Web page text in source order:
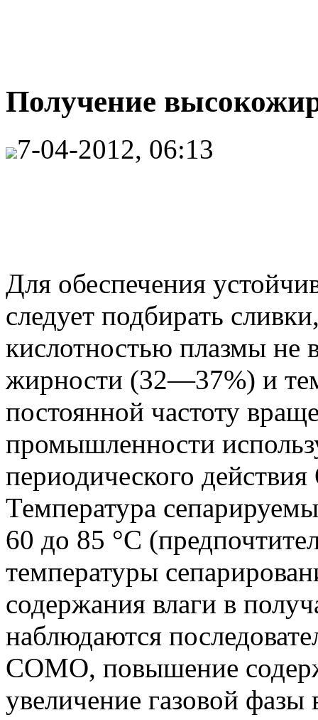
Получение
7-04-2012, 06:13
Для обеспечения
следует подбирать
кислотностью плазмы не
жирности (32—37%) и
постоянной частоту
промышленности
периодического
Температура
60 до 85 °C
температуры
содержания влаги в
наблюдаются
СОМО, повышение
увеличение газовой фазы